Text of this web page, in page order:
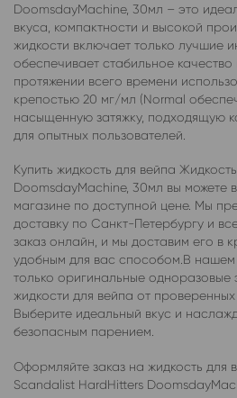
DoomsdayMachine, 30мл – это
вкуса, компактности и высокой
жидкости включает только лучшие
обеспечивает стабильное
протяжении всего времени
крепостью 20 мг/мл (Normal
насыщенную затяжку, подходящую
для опытных пользователей.
Купить жидкость для вейпа
DoomsdayMachine, 30мл вы можете
магазине по доступной цене. Мы
доставку по Санкт-Петербургу и
заказ онлайн, и мы доставим его в
удобным для вас способом.В нашем
только оригинальные одноразовые
жидкости для вейпа от проверенных
Выберите идеальный вкус и
безопасным парением.
Оформляйте заказ на жидкость для
Scandalist HardHitters